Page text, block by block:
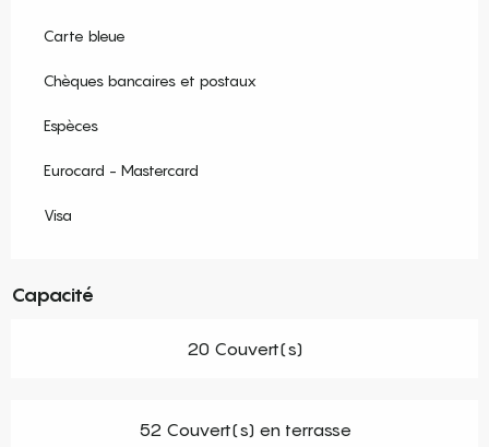
Carte bleue
Chèques bancaires et postaux
Espèces
Eurocard - Mastercard
Visa
Capacité
20 Couvert(s)
52 Couvert(s) en terrasse